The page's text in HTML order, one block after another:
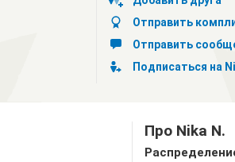
Отправить
Отправить
Подписаться на
Про Nika N.